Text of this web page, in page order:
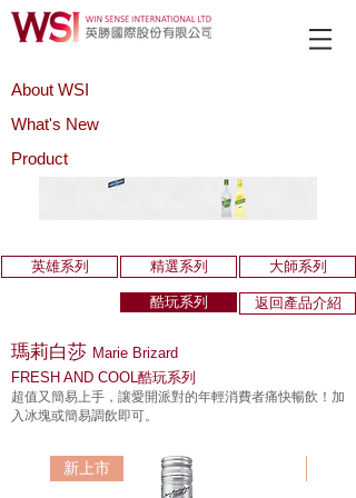
About WSI
What's New
Product
英雄系列 精選系列 大師系列
酷玩系列 返回產品介紹
瑪莉白莎 Marie Brizard
FRESH AND COOL酷玩系列
超值又簡易上手，讓愛開派對的年輕消費者痛快暢飲！加
入冰塊或簡易調飲即可。
新上市